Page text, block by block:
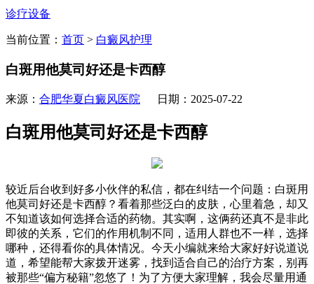
诊疗设备
当前位置： 首页 > 白癜风护理
白斑用他莫司好还是卡西醇
来源： 合肥华夏白癜风医院 日期：2025-07-22
白斑用他莫司好还是卡西醇
较近后台收到好多小伙伴的私信，都在纠结一个问题：白斑用
他莫司好还是卡西醇？看着那些泛白的皮肤，心里着急，却又
不知道该如何选择合适的药物。其实啊，这俩药还真不是非此
即彼的关系，它们的作用机制不同，适用人群也不一样，选择
哪种，还得看你的具体情况。今天小编就来给大家好好说道说
道，希望能帮大家拨开迷雾，找到适合自己的治疗方案，别再
被那些“偏方秘籍”忽悠了！为了方便大家理解，我会尽量用通